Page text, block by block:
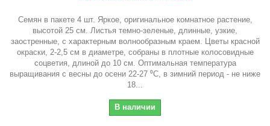
Семян в пакете 4 шт. Яркое, оригинальное комнатное растение,
высотой 25 см. Листья темно-зеленые, длинные, узкие,
заостренные, с характерным волнообразным краем. Цветы красной
окраски, 2-2,5 см в диаметре, собраны в плотные колосовидные
соцветия, длиной до 10 см. Оптимальная температура
выращивания с весны до осени 22-27 ⁰C, в зимний период - не ниже
18...
В наличии